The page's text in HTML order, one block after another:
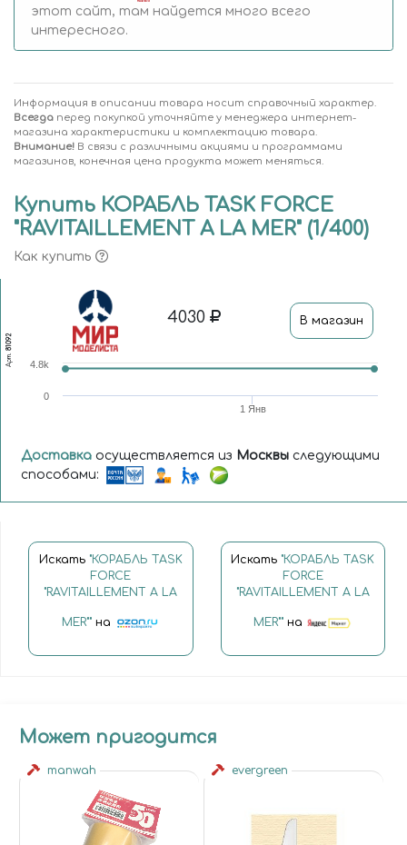
этот сайт, там найдется много всего
интересного.
Информация в описании товара носит справочный характер.
Всегда перед покупкой уточняйте у менеджера интернет-
магазина характеристики и комплектацию товара.
Внимание! В связи с различными акциями и программами
магазинов, конечная цена продукта может меняться.
Купить КОРАБЛЬ TASK FORCE
"RAVITAILLEMENT A LA MER" (1/400)
Как купить
Арт.
81092
4030 В магазин
1 Янв
0
4.8k
Доставка осуществляется из Москвы следующими
способами:
Искать "КОРАБЛЬ TASK
FORCE
"RAVITAILLEMENT A LA
MER""на
Искать "КОРАБЛЬ TASK
FORCE
"RAVITAILLEMENT A LA
MER"" на
Может пригодится
manwah evergreen